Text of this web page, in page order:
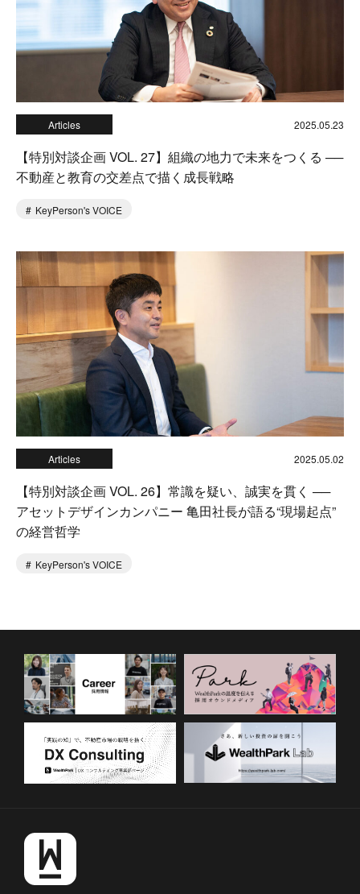
Articles 2025.05.23
【特別対談企画 VOL. 27】組織の地力で未来をつくる ──
不動産と教育の交差点で描く成長戦略
KeyPerson's VOICE
Articles 2025.05.02
【特別対談企画 VOL. 26】常識を疑い、誠実を貫く ──
アセットデザインカンパニー 亀田社長が語る“現場起点”
の経営哲学
KeyPerson's VOICE